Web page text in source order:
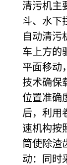
清污机主
斗、水下
自动清污
车上方的
平面移动
技术确保
位置准确
后，利用
速机构按
筒使除渣
动：同时